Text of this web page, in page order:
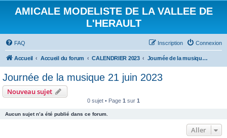
AMICALE MODELISTE DE LA VALLEE DE
L'HERAULT
FAQ Connexion
Inscription
Accueil Accueil du forum CALENDRIER 2023 Journée de la musique 21 juin 2023
Journée de la musique 21 juin 2023
Nouveau sujet
0 sujet • Page 1 sur 1
Aucun sujet n’a été publié dans ce forum.
Aller